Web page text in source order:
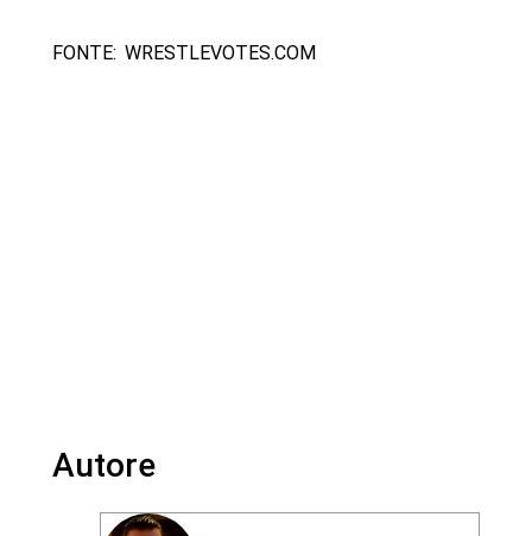
FONTE: WRESTLEVOTES.COM
Autore